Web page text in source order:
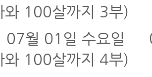
와 100살까지 3부)
07월 01일 수요일
와 100살까지 4부)